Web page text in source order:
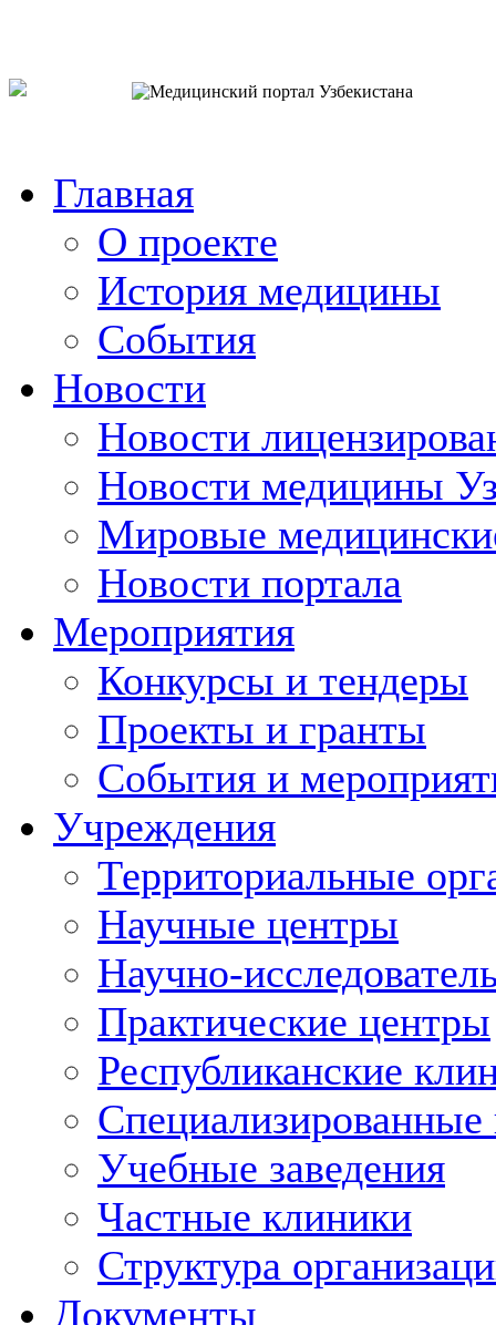
Главная
О проекте
История медицины
События
Новости
Новости
Новости медицины
Мировые
Новости портала
Мероприятия
Конкурсы и тендеры
Проекты и гранты
События и
Учреждения
Территориальные
Научные центры
Научно-
Практические центры
Республиканские
Учебные заведения
Частные клиники
Структура
Документы